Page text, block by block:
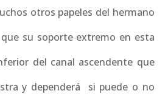
otros papeles del hermano
su soporte extremo en esta
del canal ascendente que
y dependerá si puede o no